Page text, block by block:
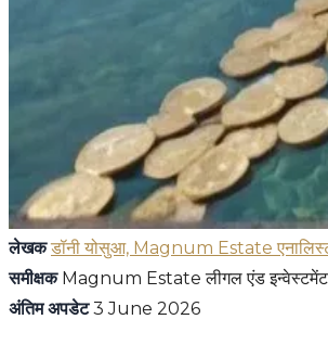
लेखक डॉनी योसुआ, Magnum Estate
समीक्षकMagnum Estate लीगल एंड इन्वेस्टमेंट
अंतिम अपडेट3 June 2026